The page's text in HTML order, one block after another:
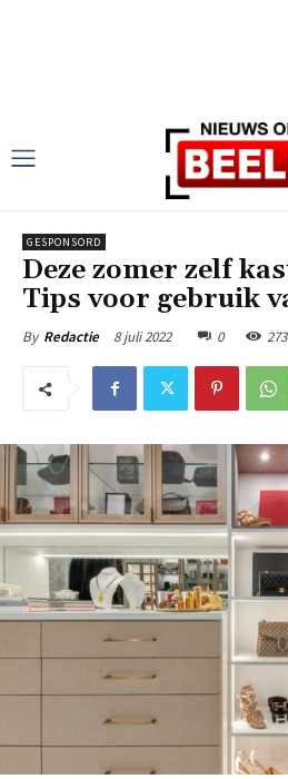
GESPONSORD
Deze zomer zelf
Tips voor gebruik
By Redactie 8 juli 2022 0 273